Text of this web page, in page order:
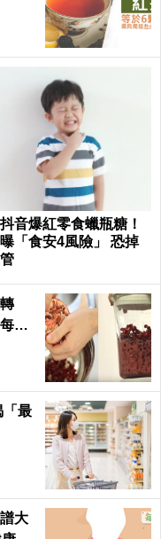
音爆紅零食蠟瓶糖！
「食安4風險」 恐掉
日
「最
大